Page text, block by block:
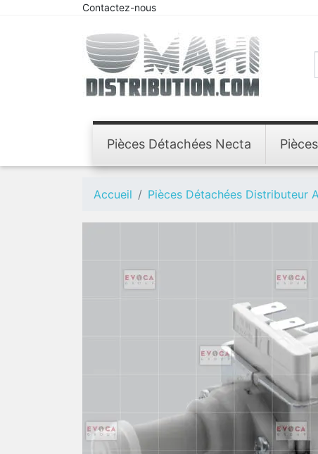
Contactez-nous
Pièces Détachées Necta
Accueil Pièces Détachées Distributeur